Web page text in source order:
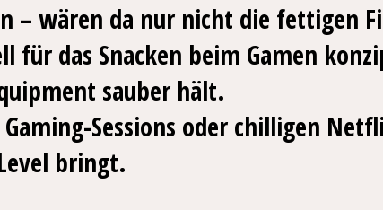
– wären da nur nicht die fettigen
für das Snacken beim Gamen
sauber hält.
Sessions oder chilligen
bringt.